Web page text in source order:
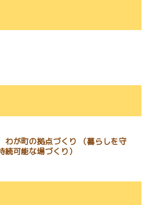
わが町の拠点づくり （暮らしを守
続可能な場づくり）